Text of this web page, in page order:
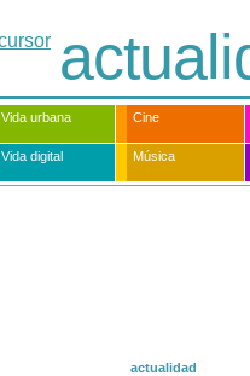
Vida urbana Cine
Vida digital Música
actualidad